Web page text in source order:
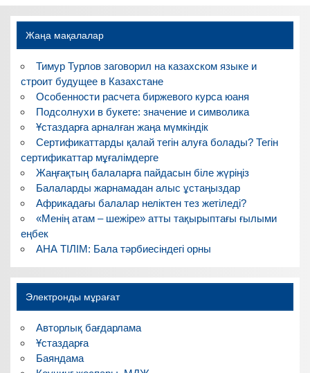
записям
Жаңа мақалалар
Тимур Турлов заговорил на казахском языке и
строит будущее в Казахстане
Особенности расчета биржевого курса юаня
Подсолнухи в букете: значение и символика
Ұстаздарға арналған жаңа мүмкіндік
Сертификаттарды қалай тегін алуға болады? Тегін
сертификаттар мұғалімдерге
Жаңғақтың балаларға пайдасын біле жүріңіз
Балаларды жарнамадан алыс ұстаңыздар
Африкадағы балалар неліктен тез жетіледі?
«Менің атам – шежіре» атты тақырыптағы ғылыми
еңбек
АНА ТІЛІМ: Бала тәрбиесіндегі орны
Электронды мұрағат
Авторлық бағдарлама
Ұстаздарға
Баяндама